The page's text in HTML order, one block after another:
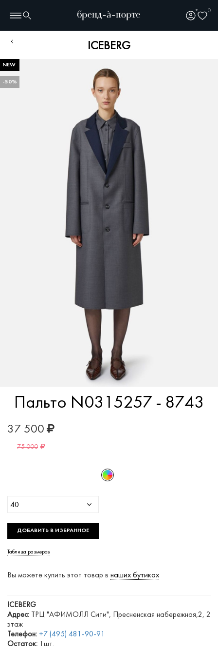
0
ICEBERG
NEW
-50%
Пальто N0315257 - 8743
37 500
75 000
40
ДОБАВИТЬ В ИЗБРАННОЕ
Таблица размеров
Вы можете купить этот товар в наших бутиках
ICEBERG
Адрес: ТРЦ "АФИМОЛЛ Сити", Пресненская набережная,2, 2
этаж
Телефон: +7 (495) 481-90-91
Остаток: 1шт.